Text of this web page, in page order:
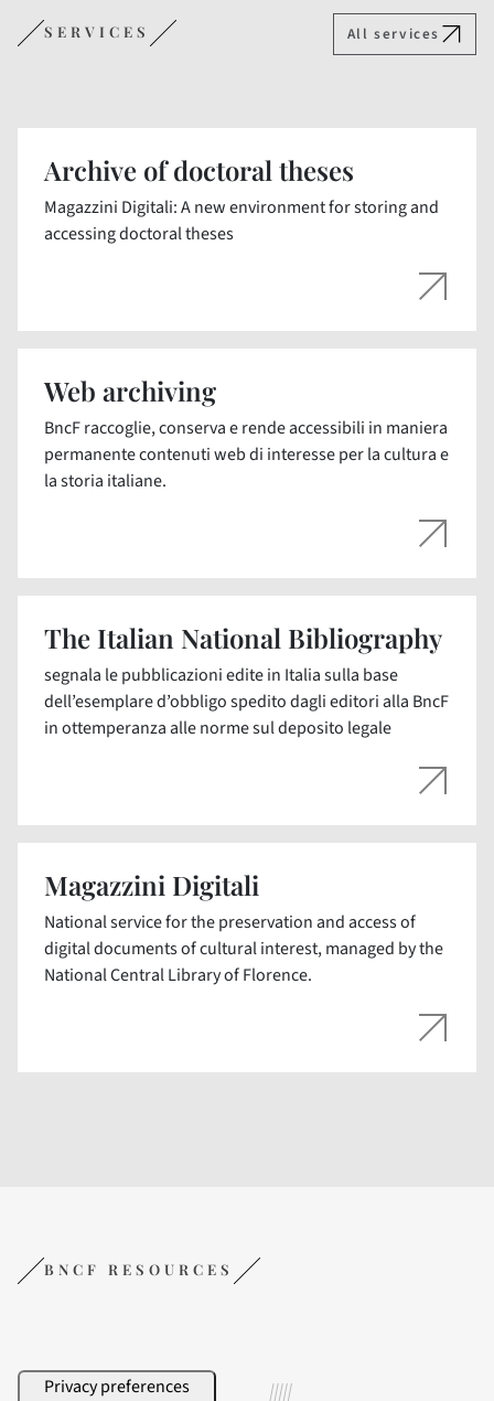
SERVICES All services
Archive of doctoral theses
Magazzini Digitali: A new environment for storing and
accessing doctoral theses
Web archiving
BncF raccoglie, conserva e rende accessibili in maniera
permanente contenuti web di interesse per la cultura e
la storia italiane.
The Italian National Bibliography
segnala le pubblicazioni edite in Italia sulla base
dell’esemplare d’obbligo spedito dagli editori alla BncF
in ottemperanza alle norme sul deposito legale
Magazzini Digitali
National service for the preservation and access of
digital documents of cultural interest, managed by the
National Central Library of Florence.
BNCF RESOURCES